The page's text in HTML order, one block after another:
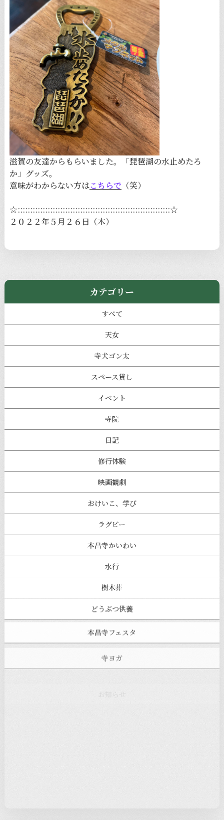
滋賀の友達からもらいました。「琵琶湖の水止めたろ
か」グッズ。
意味がわからない方はこちらで （笑）
☆:::::::::::::::::::::::::::::::::::::::::::::::::::::::::::::☆
２０２２年５月２６日（木）
カテゴリー
すべて
天女
寺犬ゴン太
スペース貸し
イベント
寺院
日記
修行体験
映画観劇
おけいこ、学び
ラグビー
本昌寺かいわい
水行
樹木葬
どうぶつ供養
本昌寺フェスタ
お知らせ
注目の記事